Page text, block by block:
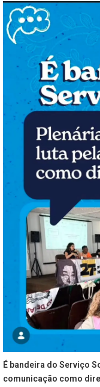
É bandeira do Serviço
comunicação como